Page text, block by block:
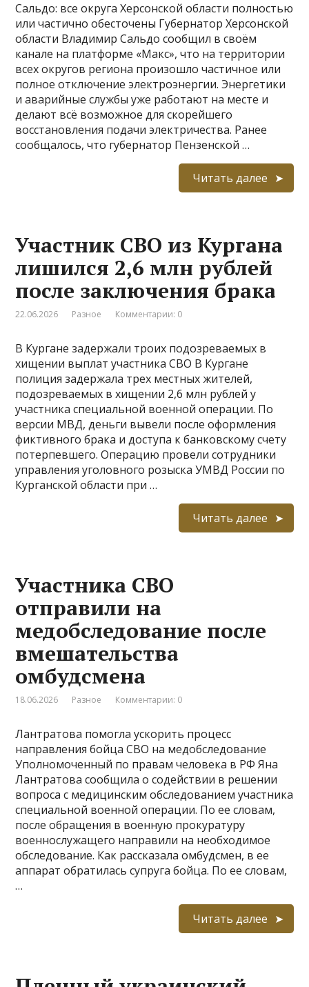
Сальдо: все округа Херсонской области полностью
или частично обесточены Губернатор Херсонской
области Владимир Сальдо сообщил в своём
канале на платформе «Макс», что на территории
всех округов региона произошло частичное или
полное отключение электроэнергии. Энергетики
и аварийные службы уже работают на месте и
делают всё возможное для скорейшего
восстановления подачи электричества. Ранее
сообщалось, что губернатор Пензенской …
Читать далее
Участник СВО из Кургана
лишился 2,6 млн рублей
после заключения брака
22.06.2026 Разное Комментарии: 0
В Кургане задержали троих подозреваемых в
хищении выплат участника СВО В Кургане
полиция задержала трех местных жителей,
подозреваемых в хищении 2,6 млн рублей у
участника специальной военной операции. По
версии МВД, деньги вывели после оформления
фиктивного брака и доступа к банковскому счету
потерпевшего. Операцию провели сотрудники
управления уголовного розыска УМВД России по
Курганской области при …
Читать далее
Участника СВО
отправили на
медобследование после
вмешательства
омбудсмена
18.06.2026 Разное Комментарии: 0
Лантратова помогла ускорить процесс
направления бойца СВО на медобследование
Уполномоченный по правам человека в РФ Яна
Лантратова сообщила о содействии в решении
вопроса с медицинским обследованием участника
специальной военной операции. По ее словам,
после обращения в военную прокуратуру
военнослужащего направили на необходимое
обследование. Как рассказала омбудсмен, в ее
аппарат обратилась супруга бойца. По ее словам,
…
Читать далее